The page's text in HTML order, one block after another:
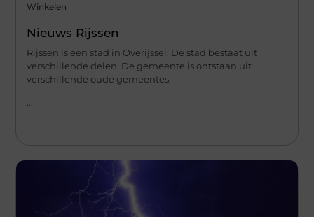
Winkelen
Nieuws Rijssen
Rijssen is een stad in Overijssel. De stad bestaat uit
verschillende delen. De gemeente is ontstaan uit
verschillende oude gemeentes,